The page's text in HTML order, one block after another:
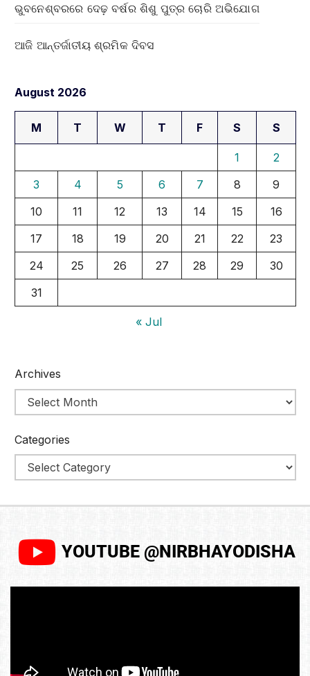
ଭୁବନେଶ୍ବରରେ ଦେଢ଼ ବର୍ଷର ଶିଶୁ ପୁତ୍ର ଚୋରି ଅଭିଯୋଗ
ଆଜି ଆନ୍ତର୍ଜାତୀୟ ଶ୍ରମିକ ଦିବସ
August 2026
M T W T F S S
1
2
3
4 5 6 7 8
9
10
11 12 13 14 15
16
17
18 19 20 21 22
23
24
25 26 27 28 29
30
31
« Jul
Archives
Categories
YOUTUBE @NIRBHAYODISHA